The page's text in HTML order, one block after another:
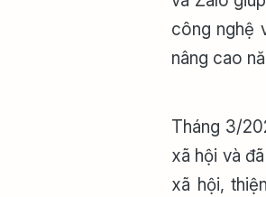
công nghệ
nâng cao
Tháng 3/
xã hội và
xã hội,